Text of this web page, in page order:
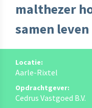
malthezer
samen leven
Locatie:
Aarle-Rixtel
Opdrachtgever:
Cedrus Vastgoed B.V.